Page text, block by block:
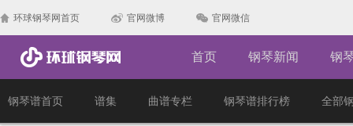
环球钢琴网首页 官网微博 官网微信
首页 钢琴新闻 钢
钢琴谱首页 谱集 曲谱专栏 钢琴谱排行榜 全部